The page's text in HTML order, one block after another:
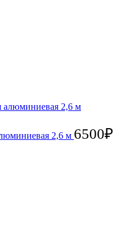
2,6 м 6500₽